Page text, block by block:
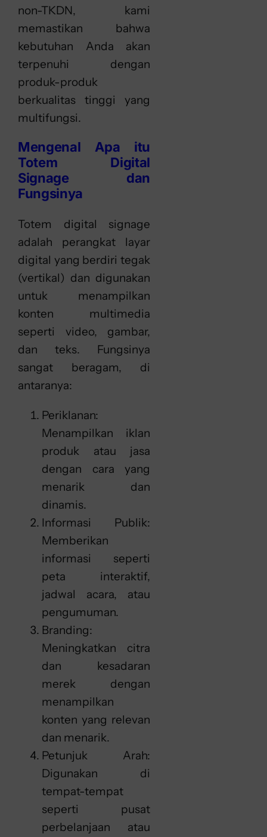
non-TKDN, kami
memastikan bahwa
kebutuhan Anda akan
terpenuhi dengan
produk-produk
berkualitas tinggi yang
multifungsi.
Mengenal Apa itu
Totem Digital
Signage dan
Fungsinya
Totem digital signage
adalah perangkat layar
digital yang berdiri tegak
(vertikal) dan digunakan
untuk menampilkan
konten multimedia
seperti video, gambar,
dan teks. Fungsinya
sangat beragam, di
antaranya:
Periklanan:
Menampilkan iklan
produk atau jasa
dengan cara yang
menarik dan
dinamis.
Informasi Publik:
Memberikan
informasi seperti
peta interaktif,
jadwal acara, atau
pengumuman.
Branding:
Meningkatkan citra
dan kesadaran
merek dengan
menampilkan
konten yang relevan
dan menarik.
Petunjuk Arah:
Digunakan di
tempat-tempat
seperti pusat
perbelanjaan atau